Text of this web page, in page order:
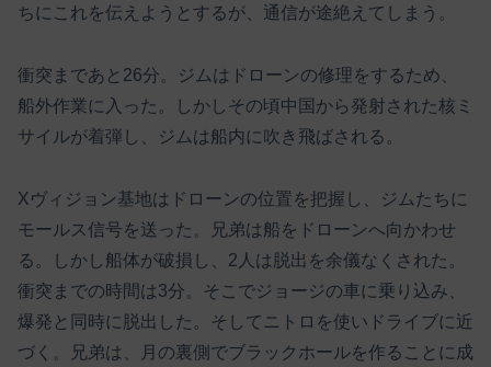
ちにこれを伝えようとするが、通信が途絶えてしまう。
衝突まであと26分。ジムはドローンの修理をするため、
船外作業に入った。しかしその頃中国から発射された核ミ
サイルが着弾し、ジムは船内に吹き飛ばされる。
Xヴィジョン基地はドローンの位置を把握し、ジムたちに
モールス信号を送った。兄弟は船をドローンへ向かわせ
る。しかし船体が破損し、2人は脱出を余儀なくされた。
衝突までの時間は3分。そこでジョージの車に乗り込み、
爆発と同時に脱出した。そしてニトロを使いドライブに近
づく。兄弟は、月の裏側でブラックホールを作ることに成